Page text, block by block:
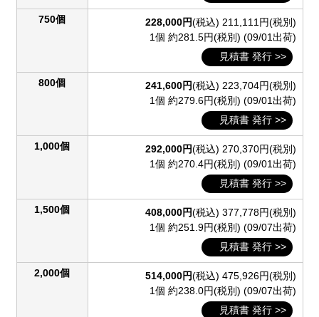
750個 228,000円(税込) 211,111円(税別)
1個 約281.5円(税別) (09/01出荷)
見積書 発行 >>
800個 241,600円(税込) 223,704円(税別)
1個 約279.6円(税別) (09/01出荷)
見積書 発行 >>
1,000個 292,000円(税込) 270,370円(税別)
1個 約270.4円(税別) (09/01出荷)
見積書 発行 >>
1,500個 408,000円(税込) 377,778円(税別)
1個 約251.9円(税別) (09/07出荷)
見積書 発行 >>
2,000個 514,000円(税込) 475,926円(税別)
1個 約238.0円(税別) (09/07出荷)
見積書 発行 >>